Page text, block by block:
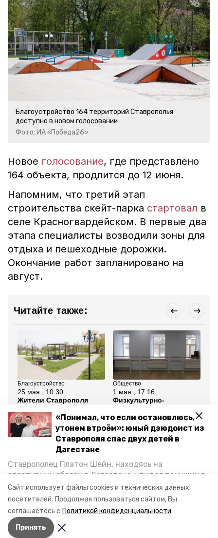
Сайт использует файлы cookies и технических данных
посетителей. Продолжая пользоваться сайтом, Вы
соглашаетесь с Политикой конфиденциальности
Принять
«Понимал, что если остановлюсь,
утонем втроём»: юный дзюдоист из
Ставрополя спас двух детей в
Дагестане
Ставрополец Платон Шейн, находясь на
спортивных сборах в Дегестане, увидел тонущих в
Каспийском море детей и бросился на помощь. По
возвращении домой, отважного мальчика
пригласили в министерство образования края и
наградили. Корреспондент «Победы26» пообщался
с юным героем.
Благоустройство 164 территорий Ставрополья
доступно в новом голосовании
Фото: ИА «Победа26»
Новое голосование, где представлено
164 объекта, продлится до 12 июня.
Напомним, что третий этап
строительства скейт-парка стартовал в
селе Красногвардейском. В первые два
этапа специалисты возводили зоны для
отдыха и пешеходные дорожки.
Окончание работ запланировано на
август.
Читайте также:
Благоустройство
25 мая , 10:30
Жители Ставрополя
благоустройства в 2027-
м году
Общество
1 мая , 17:16
Физкультурно-
комплекс открыли в
Ессентуках
Все новости
благоустройство миндор ск
ставропольский край
Авторы: Вероника Николаева